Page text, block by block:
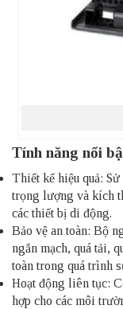
Tính năng nổi
Thiết kế hiệu quả:
trọng lượng và kích
các thiết bị di động.
Bảo vệ an toàn: Bộ
ngắn mạch, quá tải,
toàn trong quá trình
Hoạt động liên tục:
hợp cho các môi